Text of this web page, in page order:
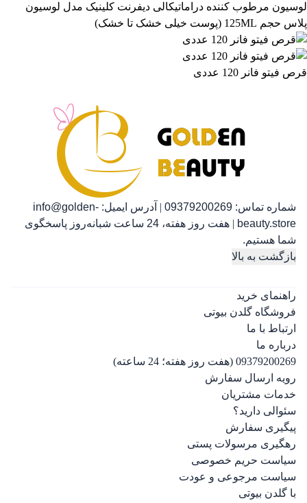
رژ لب مدادی لچیک
863,399
لوسیون مرطوب کننده دراماتیکالی دیفرنت کلینیک مدل لوسیون
پلاس حجم 125ML (پوست خیلی خشک تا خشک)
قرص فیتو فانر 120 عددی
شماره تماس: 09379200269
| آدرس ایمیل: info@golden-
beauty.store
|
هفت روز هفته، 24 ساعت شبانه‌روز پاسخگوی
شما هستیم.
بازگشت به بالا
راهنمای خرید
فروشگاه گلدن بیوتی
ارتباط با ما
درباره ما
09379200269 (هفت روز هفته؛ 24 ساعته)
رویه ارسال سفارش
خدمات مشتریان
سئوالی دارید؟
پیگیری سفارش
رهگیری مرسولات پستی
سیاست حریم خصوصی
سیاست مرجوعی و عودت
با گلدن بیوتی